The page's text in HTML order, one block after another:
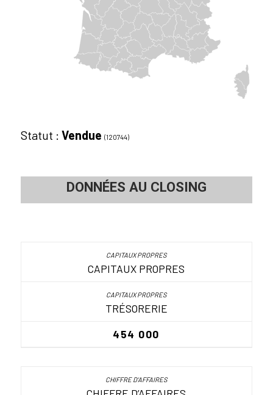
Statut : Vendue (120744)
DONNÉES AU CLOSING
CAPITAUX PROPRES
TRÉSORERIE
454 000